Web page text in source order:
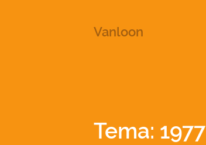
Vanloon
Tema: 1977